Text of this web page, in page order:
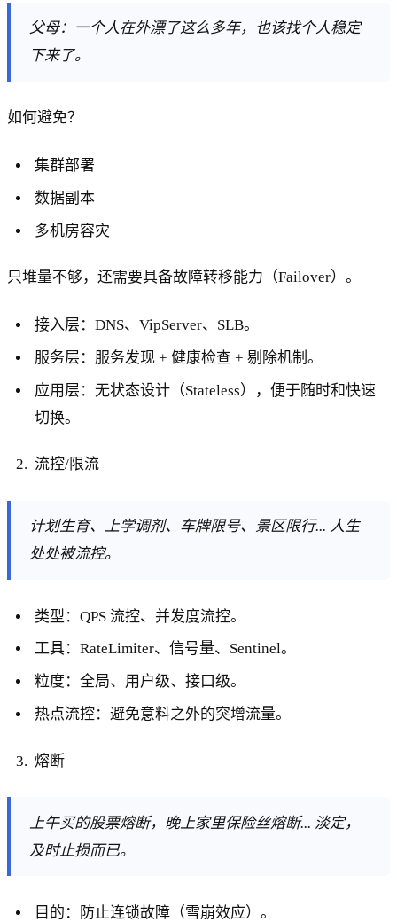
父母：一个人在外漂了这么多年，也该找个人稳定
下来了。
如何避免？
集群部署
数据副本
多机房容灾
只堆量不够，还需要具备故障转移能力（Failover）。
接入层：DNS、VipServer、SLB。
服务层：服务发现 + 健康检查 + 剔除机制。
应用层：无状态设计（Stateless），便于随时和快速
切换。
流控/限流
计划生育、上学调剂、车牌限号、景区限行... 人生
处处被流控。
类型：QPS 流控、并发度流控。
工具：RateLimiter、信号量、Sentinel。
粒度：全局、用户级、接口级。
热点流控：避免意料之外的突增流量。
熔断
上午买的股票熔断，晚上家里保险丝熔断... 淡定，
及时止损而已。
目的：防止连锁故障（雪崩效应）。